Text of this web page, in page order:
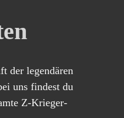
der legendären
uns findest du
Z-Krieger-